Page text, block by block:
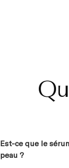
Est-ce que le
peau ?